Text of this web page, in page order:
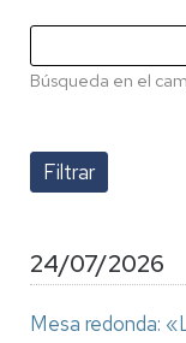
Búsqueda en el
24/07/2026
Mesa redonda: